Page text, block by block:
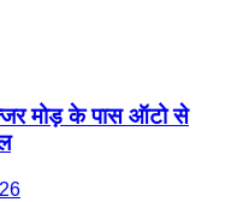
मोड़ के पास ऑटो से